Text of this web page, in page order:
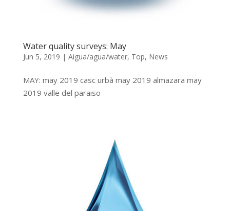
Water quality surveys: May
Jun 5, 2019 | Aigua/agua/water, Top, News
MAY: may 2019 casc urbà may 2019 almazara may
2019 valle del paraiso